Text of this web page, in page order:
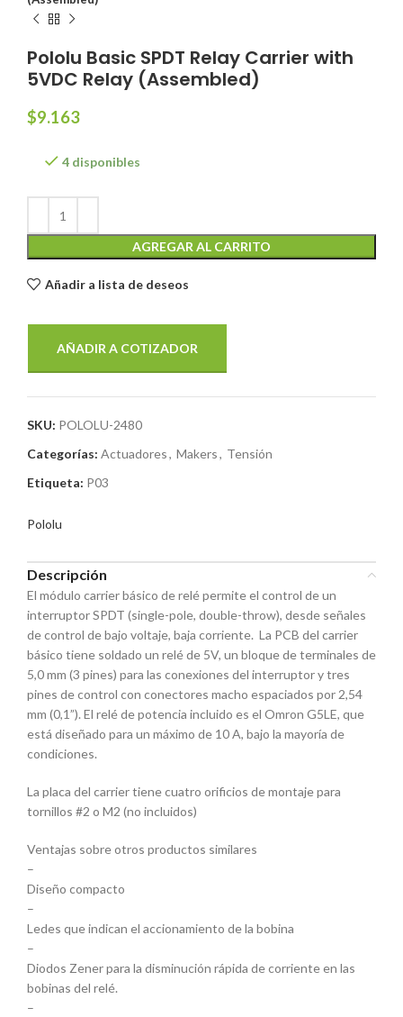
Pololu Basic SPDT Relay Carrier with
5VDC Relay (Assembled)
$9.163
4 disponibles
AGREGAR AL CARRITO
Añadir a lista de deseos
AÑADIR A COTIZADOR
SKU: POLOLU-2480
Categorías: Actuadores, Makers, Tensión
Etiqueta: P03
Pololu
Descripción
El módulo carrier básico de relé permite el control de un
interruptor SPDT (single-pole, double-throw), desde señales
de control de bajo voltaje, baja corriente. La PCB del carrier
básico tiene soldado un relé de 5V, un bloque de terminales de
5,0 mm (3 pines) para las conexiones del interruptor y tres
pines de control con conectores macho espaciados por 2,54
mm (0,1”). El relé de potencia incluido es el Omron G5LE, que
está diseñado para un máximo de 10 A, bajo la mayoría de
condiciones.
La placa del carrier tiene cuatro orificios de montaje para
tornillos #2 o M2 (no incluidos)
Ventajas sobre otros productos similares
–
Diseño compacto
–
Ledes que indican el accionamiento de la bobina
–
Diodos Zener para la disminución rápida de corriente en las
bobinas del relé.
–